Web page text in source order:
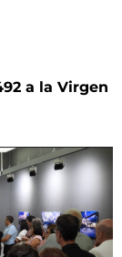
a la Virgen